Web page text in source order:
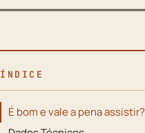
ÍNDICE
É bom e vale a pena assistir?